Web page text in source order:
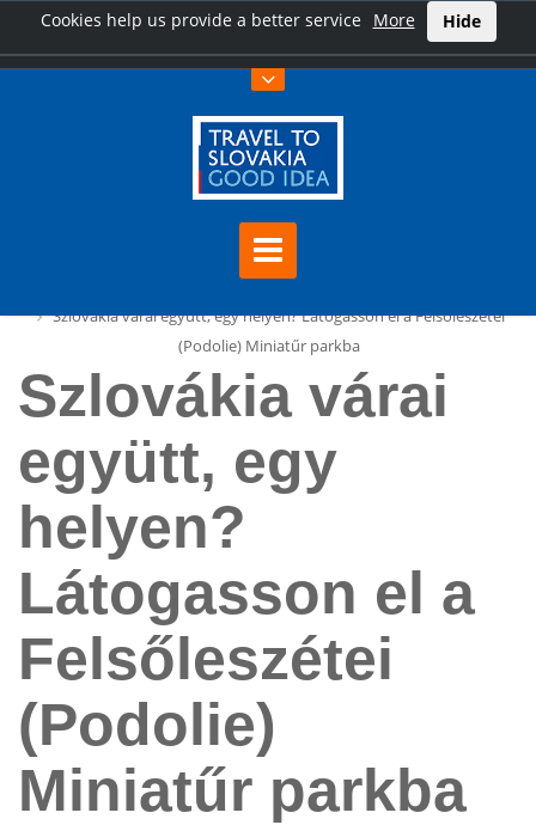
Cookies help us provide a better service More Hide
Szlovákia várai együtt, egy helyen? Látogasson el a Felsőleszétei
(Podolie) Miniatűr parkba
Szlovákia várai
együtt, egy
helyen?
Látogasson el a
Felsőleszétei
(Podolie)
Miniatűr parkba